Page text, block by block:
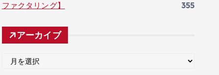
ファクタリング】
355
アーカイブ